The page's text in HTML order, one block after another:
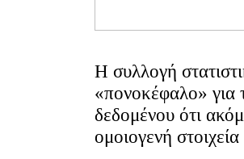
Η συλλογή
«πονοκέφαλο»
δεδομένου ότι
ομοιογενή